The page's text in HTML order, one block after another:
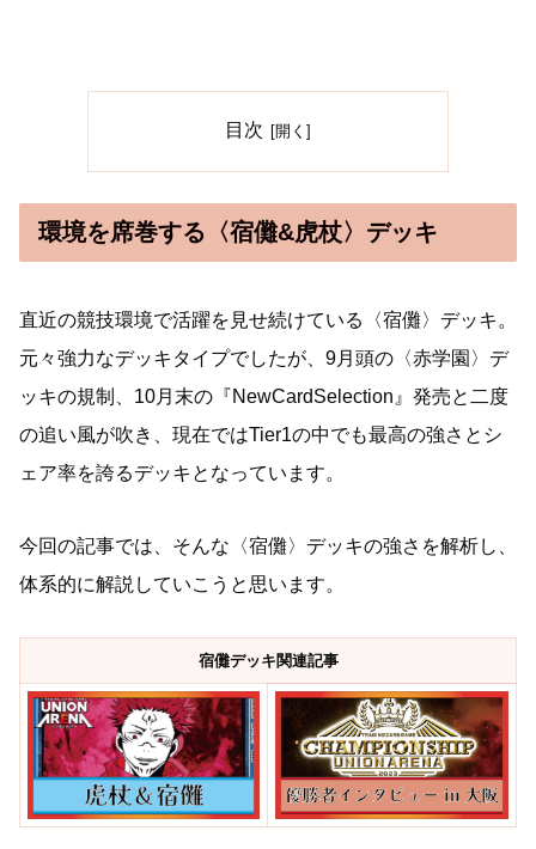
目次
環境を席巻する〈宿儺&虎杖〉デッキ
直近の競技環境で活躍を見せ続けている〈宿儺〉デッキ。
元々強力なデッキタイプでしたが、9月頭の〈赤学園〉デ
ッキの規制、10月末の『NewCardSelection』発売と二度
の追い風が吹き、現在ではTier1の中でも最高の強さとシ
ェア率を誇るデッキとなっています。
今回の記事では、そんな〈宿儺〉デッキの強さを解析し、
体系的に解説していこうと思います。
宿儺デッキ関連記事